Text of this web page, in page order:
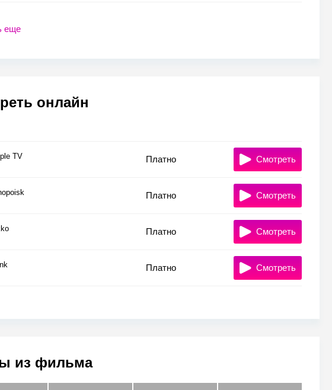
еще
онлайн
TV Платно Смотреть
Платно Смотреть
Платно Смотреть
Платно Смотреть
из фильма